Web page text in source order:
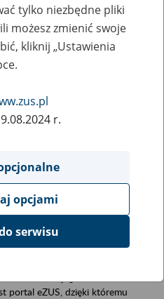
- zakładanie profili
firmy
ZUS eZUS
portal eZUS, dzięki któremu
tylko niezbędne pliki
możesz zmienić swoje
kliknij „Ustawienia
r.
opcjami
serwisu